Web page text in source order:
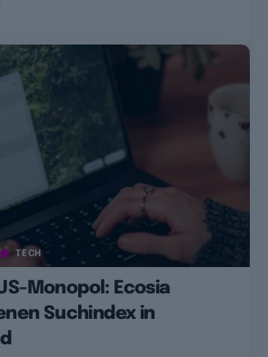
TECH
Monopol: Ecosia
Suchindex in